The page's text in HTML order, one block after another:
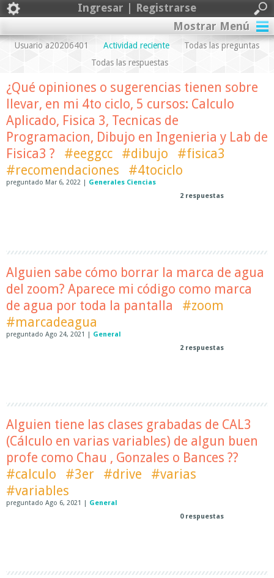
Ingresar | Registrarse
Mostrar Menú
Usuario a20206401 Actividad reciente
Todas las preguntas
Todas las respuestas
¿Qué opiniones o sugerencias tienen sobre
llevar, en mi 4to ciclo, 5 cursos: Calculo
Aplicado, Fisica 3, Tecnicas de
Programacion, Dibujo en Ingenieria y Lab de
Fisica3 ?
#eeggcc #dibujo
#fisica3
#recomendaciones
#4tociclo
preguntado Mar 6, 2022 | Generales Ciencias
2 respuestas
Alguien sabe cómo borrar la marca de agua
del zoom? Aparece mi código como marca
de agua por toda la pantalla
#zoom
#marcadeagua
preguntado Ago 24, 2021 | General
2 respuestas
Alguien tiene las clases grabadas de CAL3
(Cálculo en varias variables) de algun buen
profe como Chau , Gonzales o Bances ??
#calculo
#3er #drive
#varias
#variables
preguntado Ago 6, 2021 | General
0respuestas